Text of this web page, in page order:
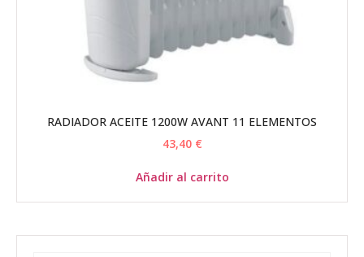
RADIADOR ACEITE 1200W AVANT 11 ELEMENTOS
43,40 €
Añadir al carrito